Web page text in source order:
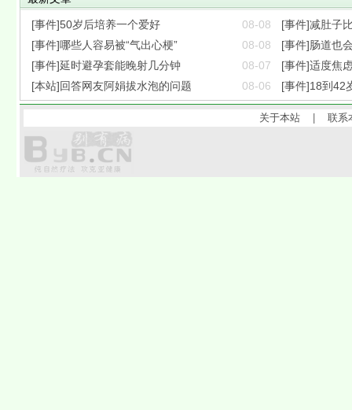
[事件]50岁后培养一个爱好 08-08
[事件]减肚子
[事件]哪些人容易被“气出心梗”
08-08
[事件]肠道也
[事件]延时避孕套能晚射几分钟
08-07
[事件]适度焦
[本站]回答网友阿娟拔水泡的问题
08-06 [事件]18到42
关于本站 |联系